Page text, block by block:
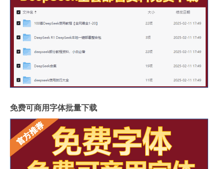
免费可商用字体批量下载